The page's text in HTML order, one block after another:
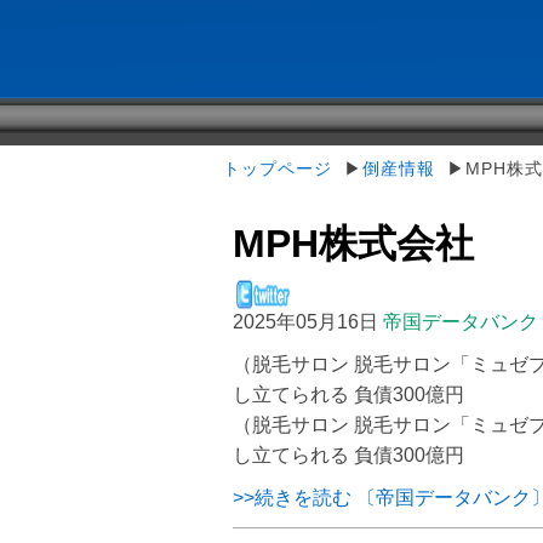
トップページ ▶ 倒産情報 ▶MPH株
MPH株式会社
2025年05月16日 帝国データバンク
（脱毛サロン 脱毛サロン「ミュ
し立てられる 負債300億円
（脱毛サロン 脱毛サロン「ミュ
し立てられる 負債300億円
>>続きを読む 〔帝国データバンク